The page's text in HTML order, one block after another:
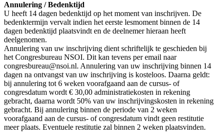
Annulering / Bedenktijd
U heeft 14 dagen bedenktijd op het moment van inschrijven. De
bedenktermijn vervalt indien het eerste lesmoment binnen de 14
dagen bedenktijd plaatsvindt en de deelnemer hieraan heeft
deelgenomen.
Annulering van uw inschrijving dient schriftelijk te geschieden bij
het Congresbureau NSOI. Dit kan tevens per email naar
congresbureau@nsoi.nl. Annulering van uw inschrijving binnen 14
dagen na ontvangst van uw inschrijving is kosteloos. Daarna geldt:
bij annulering tot 6 weken voorafgaand aan de cursus- of
congresdatum wordt € 30,00 administratiekosten in rekening
gebracht, daarna wordt 50% van uw inschrijvingskosten in rekening
gebracht. Bij annulering binnen de periode van 2 weken
voorafgaand aan de cursus- of congresdatum vindt geen restitutie
meer plaats. Eventuele restitutie zal binnen 2 weken plaatsvinden.